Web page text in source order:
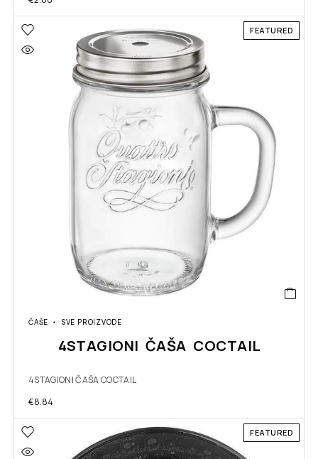
FEATURED
ČAŠE SVE PROIZVODE
4STAGIONI ČAŠA COCTAIL
4STAGIONI ČAŠA COCTAIL
€8.84
FEATURED